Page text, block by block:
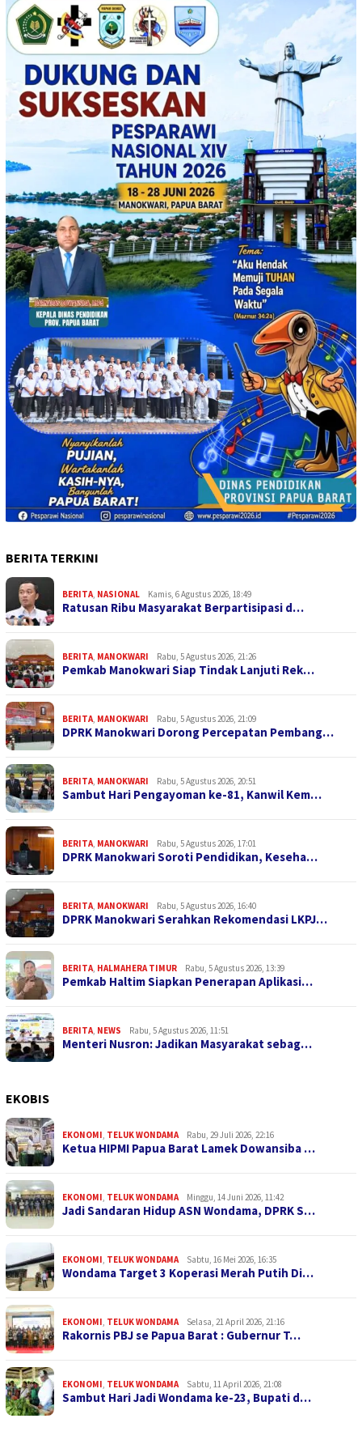
BERITA TERKINI
BERITA, NASIONAL Kamis, 6 Agustus 2026, 18:49
Ratusan Ribu Masyarakat Berpartisipasi d…
BERITA, MANOKWARI Rabu, 5 Agustus 2026, 21:26
Pemkab Manokwari Siap Tindak Lanjuti Rek…
BERITA, MANOKWARI Rabu, 5 Agustus 2026, 21:09
DPRK Manokwari Dorong Percepatan Pembang…
BERITA, MANOKWARI Rabu, 5 Agustus 2026, 20:51
Sambut Hari Pengayoman ke-81, Kanwil Kem…
BERITA, MANOKWARI Rabu, 5 Agustus 2026, 17:01
DPRK Manokwari Soroti Pendidikan, Keseha…
BERITA, MANOKWARI Rabu, 5 Agustus 2026, 16:40
DPRK Manokwari Serahkan Rekomendasi LKPJ…
BERITA, HALMAHERA TIMUR Rabu, 5 Agustus 2026, 13:39
Pemkab Haltim Siapkan Penerapan Aplikasi…
BERITA, NEWS Rabu, 5 Agustus 2026, 11:51
Menteri Nusron: Jadikan Masyarakat sebag…
EKOBIS
EKONOMI, TELUK WONDAMA Rabu, 29 Juli 2026, 22:16
Ketua HIPMI Papua Barat Lamek Dowansiba …
EKONOMI, TELUK WONDAMA Minggu, 14 Juni 2026, 11:42
Jadi Sandaran Hidup ASN Wondama, DPRK S…
EKONOMI, TELUK WONDAMA Sabtu, 16 Mei 2026, 16:35
Wondama Target 3 Koperasi Merah Putih Di…
EKONOMI, TELUK WONDAMA Selasa, 21 April 2026, 21:16
Rakornis PBJ se Papua Barat : Gubernur T…
EKONOMI, TELUK WONDAMA Sabtu, 11 April 2026, 21:08
Sambut Hari Jadi Wondama ke-23, Bupati d…